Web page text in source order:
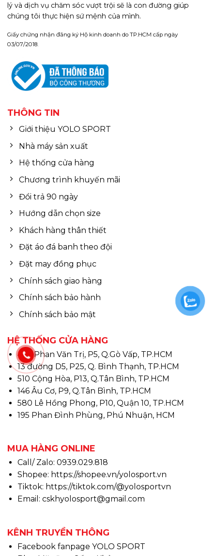
lý và dịch vụ chăm sóc vượt trội sẽ là con đường giúp
chúng tôi thực hiện sứ mệnh của mình.
Giấy chứng nhận đăng ký Hộ kinh doanh do TP.HCM cấp ngày
03/07/2018.
THÔNG TIN
Giới thiệu YOLO SPORT
Nhà máy sản xuất
Hệ thống cửa hàng
Chương trình khuyến mãi
Đổi trả 90 ngày
Hướng dẫn chọn size
Khách hàng thân thiết
Đặt áo đá banh theo đội
Đặt may đồng phục
Chính sách giao hàng
Chính sách bảo hành
Chính sách bảo mật
HỆ THỐNG CỬA HÀNG
497 Phan Văn Trị, P5, Q.Gò Vấp, TP.HCM
13 đường D5, P25, Q. Bình Thạnh, TP.HCM
510 Cộng Hòa, P13, Q.Tân Bình, TP.HCM
146 Âu Cơ, P9, Q.Tân Bình, TP.HCM
580 Lê Hồng Phong, P10, Quận 10, TP.HCM
195 Phan Đình Phùng, Phú Nhuận, HCM
MUA HÀNG ONLINE
Call/ Zalo: 0939.029.818
Shopee: https://shopee.vn/yolosport.vn
Tiktok: https://tiktok.com/@yolosportvn
Email: cskhyolosport@gmail.com
KÊNH TRUYỀN THÔNG
Facebook fanpage YOLO SPORT